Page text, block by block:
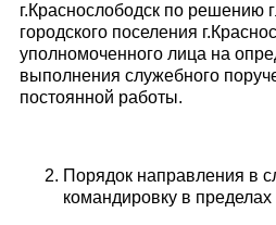
г.Краснослободск по решению
городского поселения
уполномоченного лица на
выполнения служебного
постоянной работы.
Порядок направления в
командировку в пределах